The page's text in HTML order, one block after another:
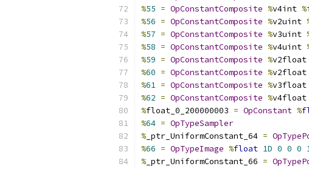
%55 = OpConstantComposite %v4int %
%56 = OpConstantComposite %v2uint
%57 = OpConstantComposite %v3uint
%58 = OpConstantComposite %v4uint
%59 = OpConstantComposite %v2float
%60 = OpConstantComposite %v2float
%61 = OpConstantComposite %v3float
%62 = OpConstantComposite %v4float
%float_0_200000003 = OpConstant %
%64 = OpTypeSampler
% _ptr_UniformConstant_64 =
%66 = OpTypeImage %float 1D 0 0 0
% _ptr_UniformConstant_66 =